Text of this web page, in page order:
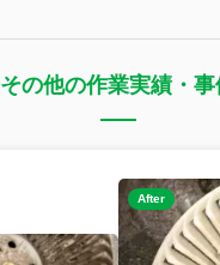
その他の作業実績・事
After